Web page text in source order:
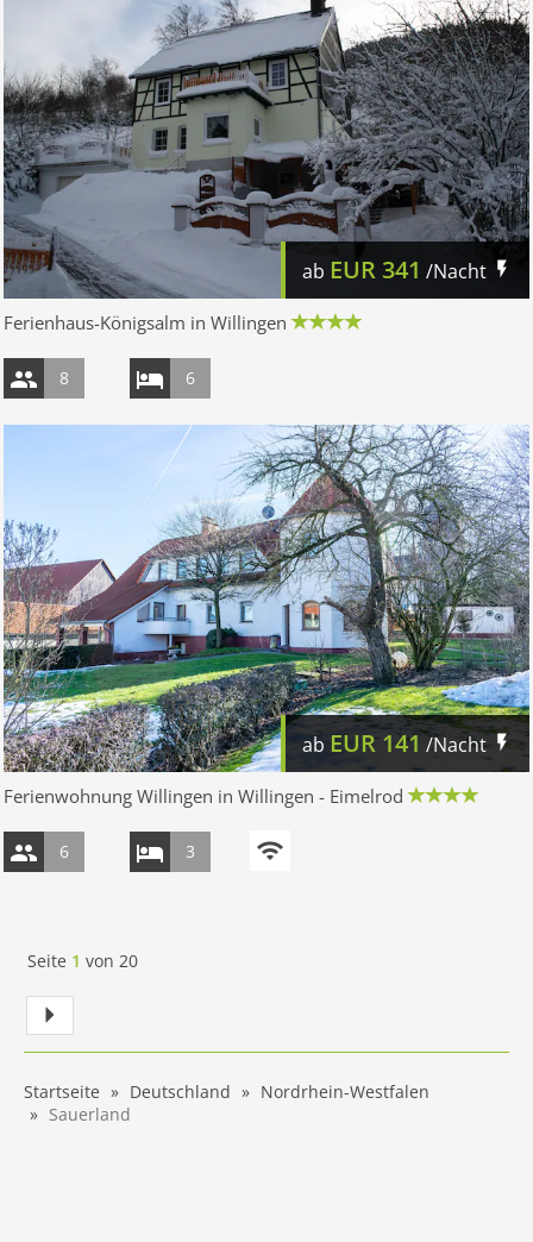
ab EUR341 /Nacht
Ferienhaus-Königsalm in Willingen
8 6
ab EUR 141/Nacht
Ferienwohnung Willingen in Willingen - Eimelrod
6 3
Seite 1 von 20
Startseite Deutschland
Nordrhein-Westfalen
Sauerland